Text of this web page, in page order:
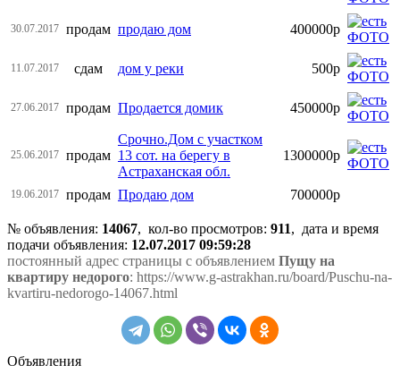
30.07.2017 продам продаю дом 400000р
11.07.2017 сдам дом у реки 500р
27.06.2017 продам Продается домик 450000р
25.06.2017 продам
Срочно.Дом с участком
13 сот. на берегу в
Астраханская обл.
1300000р
19.06.2017 продам Продаю дом 700000р
№ объявления: 14067, кол-во просмотров: 911, дата и время
подачи объявления: 12.07.2017 09:59:28
постоянный адрес страницы с объявлением Пущу на
квартиру недорого: https://www.g-astrakhan.ru/board/Puschu-na-
kvartiru-nedorogo-14067.html
Объявления